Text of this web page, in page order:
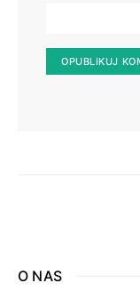
O NAS